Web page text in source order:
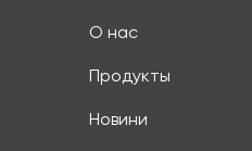
О нас
Продукты
Новини